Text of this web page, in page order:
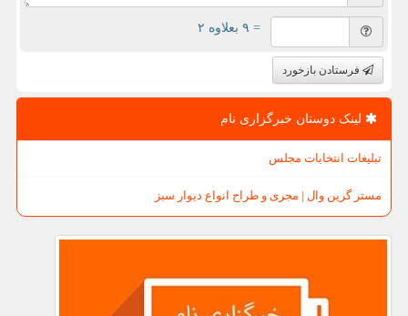
= ۹ بعلاوه ۲
فرستادن بازخورد
لینک دوستان خبرگزاری نام
تبلیغات انتخابات مجلس
مستر گرین وال | مجری و طراح انواع دیوار سبز